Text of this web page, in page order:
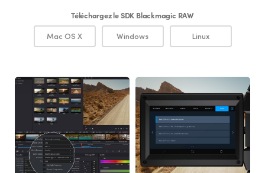
Téléchargez le SDK Blackmagic RAW
Mac OS X Windows Linux